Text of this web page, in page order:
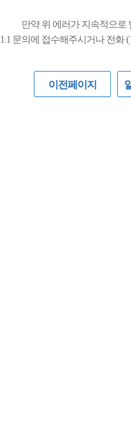
만약 위 에러가 지속적으로
1:1 문의에 접수해주시거나 전화 (
이전페이지